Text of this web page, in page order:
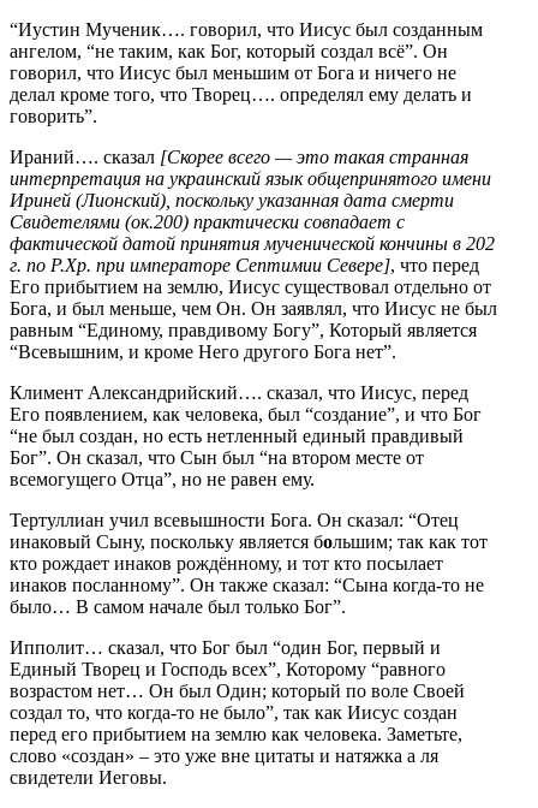
“Иустин Мученик…. говорил, что Иисус был созданным
ангелом, “не таким, как Бог, который создал всё”. Он
говорил, что Иисус был меньшим от Бога и ничего не
делал кроме того, что Творец…. определял ему делать и
говорить”.
Ираний…. сказал [Скорее всего — это такая странная
интерпретация на украинский язык общепринятого имени
Ириней (Лионский), поскольку указанная дата смерти
Свидетелями (ок.200) практически совпадает с
фактической датой принятия мученической кончины в 202
г. по Р.Хр. при императоре Септимии Севере], что перед
Его прибытием на землю, Иисус существовал отдельно от
Бога, и был меньше, чем Он. Он заявлял, что Иисус не был
равным “Единому, правдивому Богу”, Который является
“Всевышним, и кроме Него другого Бога нет”.
Климент Александрийский…. сказал, что Иисус, перед
Его появлением, как человека, был “создание”, и что Бог
“не был создан, но есть нетленный единый правдивый
Бог”. Он сказал, что Сын был “на втором месте от
всемогущего Отца”, но не равен ему.
Тертуллиан учил всевышности Бога. Он сказал: “Отец
инаковый Сыну, поскольку является большим; так как тот
кто рождает инаков рождённому, и тот кто посылает
инаков посланному”. Он также сказал: “Сына когда-то не
было… В самом начале был только Бог”.
Ипполит… сказал, что Бог был “один Бог, первый и
Единый Творец и Господь всех”, Которому “равного
возрастом нет… Он был Один; который по воле Своей
создал то, что когда-то не было”, так как Иисус создан
перед его прибытием на землю как человека. Заметьте,
слово «создан» – это уже вне цитаты и натяжка а ля
свидетели Иеговы.